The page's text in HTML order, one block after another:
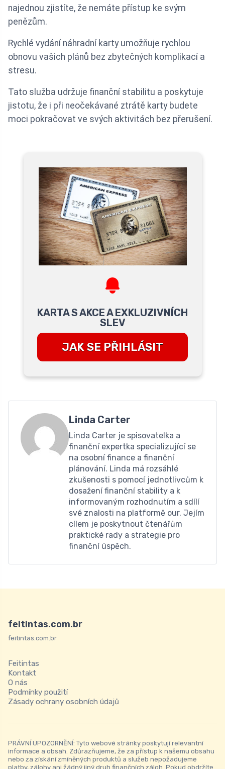
najednou zjistíte, že nemáte přístup ke svým
penězům.
Rychlé vydání náhradní karty umožňuje rychlou
obnovu vašich plánů bez zbytečných komplikací a
stresu.
Tato služba udržuje finanční stabilitu a poskytuje
jistotu, že i při neočekávané ztrátě karty budete
moci pokračovat ve svých aktivitách bez přerušení.
KARTA S AKCE A EXKLUZIVNÍCH
SLEV
JAK SE PŘIHLÁSIT
Linda Carter
Linda Carter je spisovatelka a
finanční expertka specializující se
na osobní finance a finanční
plánování. Linda má rozsáhlé
zkušenosti s pomocí jednotlivcům k
dosažení finanční stability a k
informovaným rozhodnutím a sdílí
své znalosti na platformě our. Jejím
cílem je poskytnout čtenářům
praktické rady a strategie pro
finanční úspěch.
feitintas.com.br
feitintas.com.br
Feitintas
Kontakt
O nás
Podmínky použití
Zásady ochrany osobních údajů
PRÁVNÍ UPOZORNĚNÍ: Tyto webové stránky poskytují relevantní
informace a obsah. Zdůrazňujeme, že za přístup k našemu obsahu
nebo za získání zmíněných produktů a služeb nepožadujeme
platby, zálohy ani žádný jiný druh finančních záloh. Pokud obdržíte